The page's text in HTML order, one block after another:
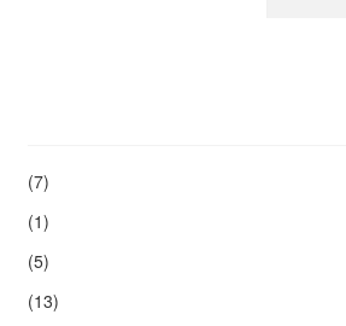
(7)
(1)
(5)
(13)